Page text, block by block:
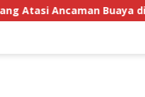
Buaya di Labuan Cermin